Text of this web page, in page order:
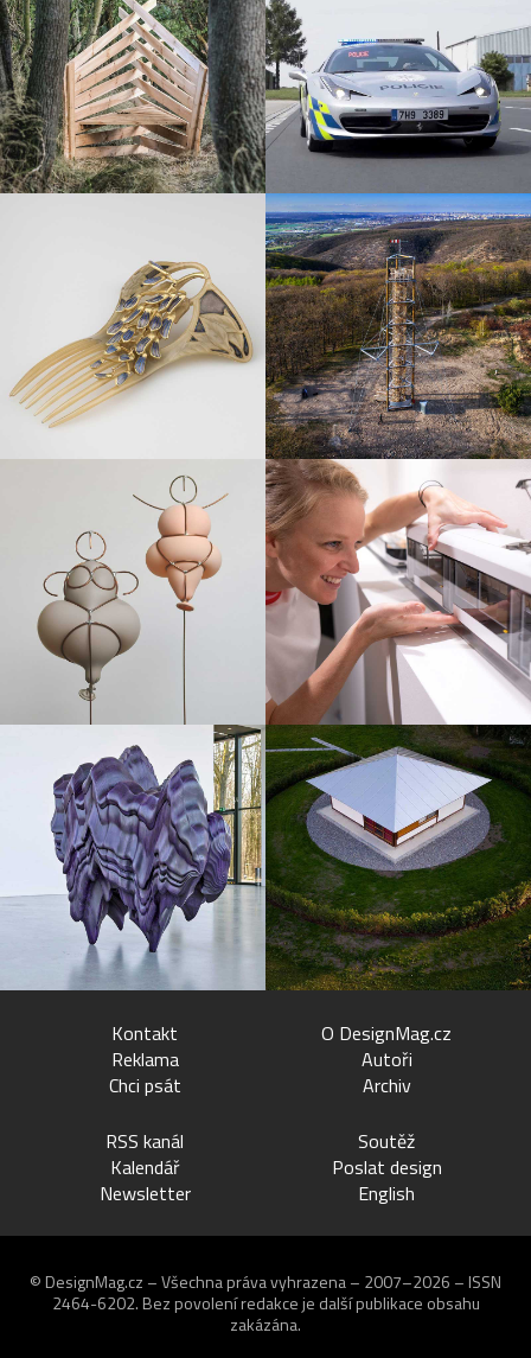
Kontakt
Reklama
Chci psát
O DesignMag.cz
Autoři
Archiv
RSS kanál
Kalendář
Newsletter
Soutěž
Poslat design
English
© DesignMag.cz – Všechna práva vyhrazena – 2007–2026 – ISSN
2464-6202. Bez povolení redakce je další publikace obsahu
zakázána.